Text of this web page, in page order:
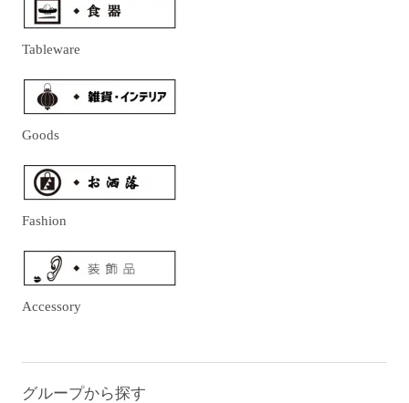
Tableware
Goods
Fashion
Accessory
グループから探す